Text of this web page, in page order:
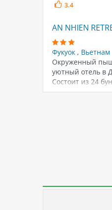
3.4
AN NHIEN
Фукуок , Вьетнам
Окруженный
уютный отель в
Состоит из 24
оборудованных…